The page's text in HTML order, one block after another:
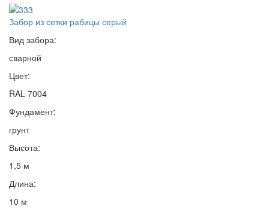
Забор из сетки рабицы серый
Вид забора:
сварной
Цвет:
RAL 7004
Фундамент:
грунт
Высота:
1,5 м
Длина:
10 м